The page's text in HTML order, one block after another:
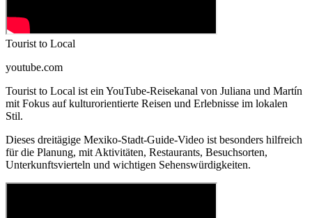
Tourist to Local
youtube.com
Tourist to Local ist ein YouTube-Reisekanal von Juliana und Martín
mit Fokus auf kulturorientierte Reisen und Erlebnisse im lokalen
Stil.
Dieses dreitägige Mexiko-Stadt-Guide-Video ist besonders hilfreich
für die Planung, mit Aktivitäten, Restaurants, Besuchsorten,
Unterkunftsvierteln und wichtigen Sehenswürdigkeiten.